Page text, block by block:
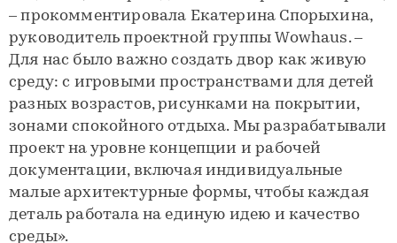
– прокомментировала Екатерина Спорыхина,
руководитель проектной группы Wowhaus. –
Для нас было важно создать двор как живую
среду: с игровыми пространствами для детей
разных возрастов, рисунками на покрытии,
зонами спокойного отдыха. Мы разрабатывали
проект на уровне концепции и рабочей
документации, включая индивидуальные
малые архитектурные формы, чтобы каждая
деталь работала на единую идею и качество
среды».